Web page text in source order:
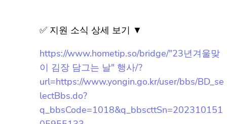
✅ 지원 소식 상세 보기 ▼
https://www.hometip.so/bridge/"23년겨울
맞이 김장 담그는 날" 행사/?
selectBbs.do?